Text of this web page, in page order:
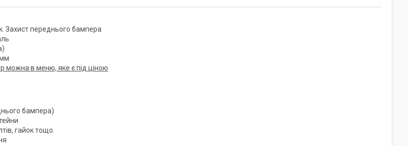
Захист переднього бампера
можна в меню, яке є під ціною
бампера)
гайок тощо.